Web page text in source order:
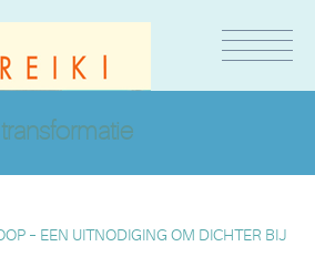
transformatie
– EEN UITNODIGING OM DICHTER BIJ